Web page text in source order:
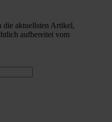
die aktuellsten Artikel,
aufbereitet vom